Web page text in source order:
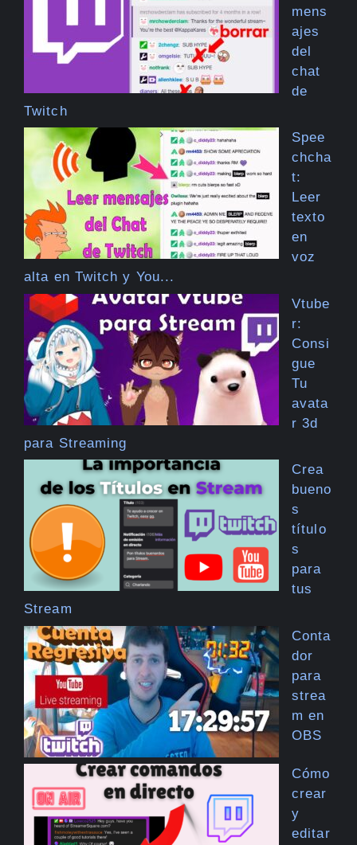
mens
ajes
del
chat
de
Twitch
Spee
chcha
t:
Leer
texto
en
voz
alta en Twitch y You...
Vtube
r:
Consi
gue
Tu
avata
r 3d
para Streaming
Crea
bueno
s
título
s
para
tus
Stream
Conta
dor
para
strea
m en
OBS
Cómo
crear
y
editar